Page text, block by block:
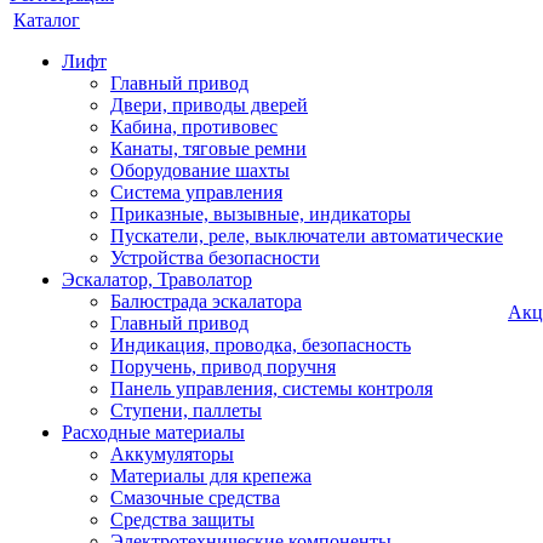
Каталог
Лифт
Главный привод
Двери, приводы дверей
Кабина, противовес
Канаты, тяговые ремни
Оборудование шахты
Система управления
Приказные, вызывные, индикаторы
Пускатели, реле, выключатели автоматические
Устройства безопасности
Эскалатор, Траволатор
Балюстрада эскалатора
Главный привод
Индикация, проводка, безопасность
Поручень, привод поручня
Панель управления, системы контроля
Ступени, паллеты
Расходные материалы
Аккумуляторы
Материалы для крепежа
Смазочные средства
Средства защиты